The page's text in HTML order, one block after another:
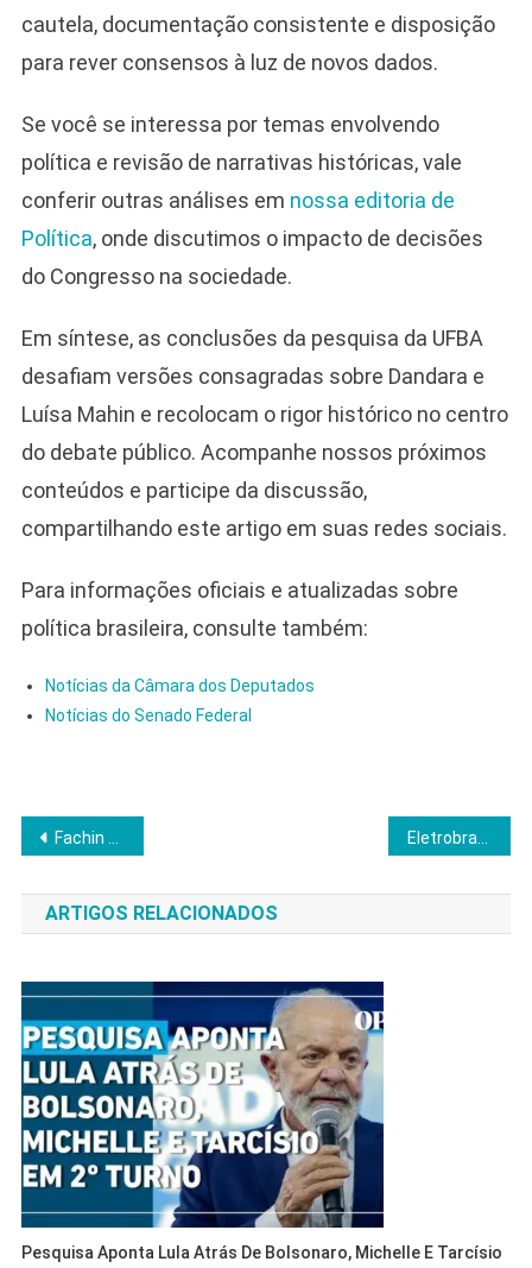
cautela, documentação consistente e disposição
para rever consensos à luz de novos dados.
Se você se interessa por temas envolvendo
política e revisão de narrativas históricas, vale
conferir outras análises em nossa editoria de
Política, onde discutimos o impacto de decisões
do Congresso na sociedade.
Em síntese, as conclusões da pesquisa da UFBA
desafiam versões consagradas sobre Dandara e
Luísa Mahin e recolocam o rigor histórico no centro
do debate público. Acompanhe nossos próximos
conteúdos e participe da discussão,
compartilhando este artigo em suas redes sociais.
Para informações oficiais e atualizadas sobre
política brasileira, consulte também:
Notícias da Câmara dos Deputados
Notícias do Senado Federal
Navegação
de
Post
Fachin autoriza e Fux assume Segunda Turma do STF na próxima semana
ARTIGOS RELACIONADOS
Pesquisa Aponta Lula Atrás De Bolsonaro, Michelle E Tarcísio